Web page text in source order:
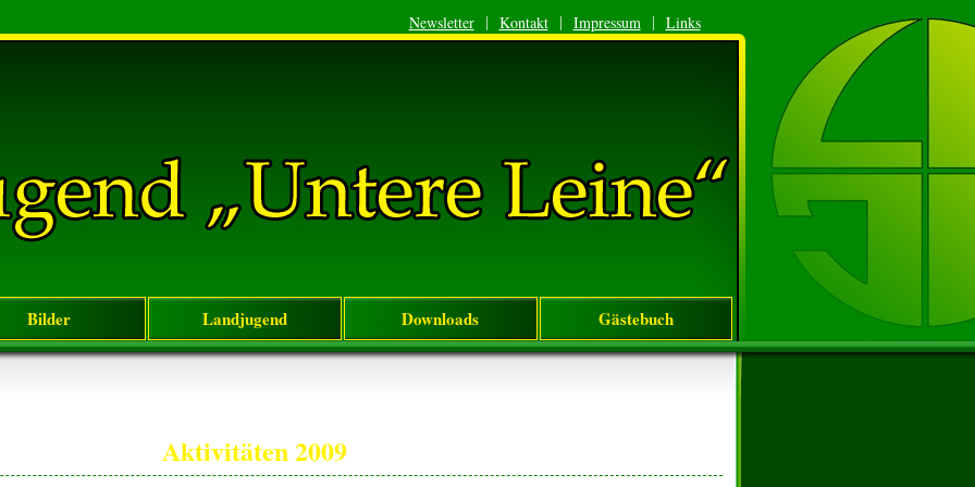
Newsletter Kontakt Impressum Links
Bilder Landjugend Downloads Gästebuch
Aktivitäten 2009